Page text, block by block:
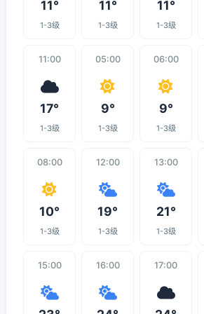
11°
1-3级
11°
1-3级
11°
1-3级
11:00
17°
1-3级
05:00
9°
1-3级
06:00
9°
1-3级
08:00
10°
1-3级
12:00
19°
1-3级
13:00
21°
1-3级
15:00 16:00 17:00